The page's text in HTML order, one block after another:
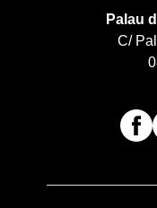
Palau
C/